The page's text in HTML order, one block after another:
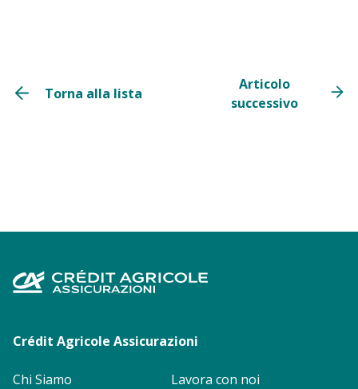
Torna alla lista
Articolo
successivo
Footer
menu
Crédit Agricole Assicurazioni
Chi Siamo
Lavora con noi